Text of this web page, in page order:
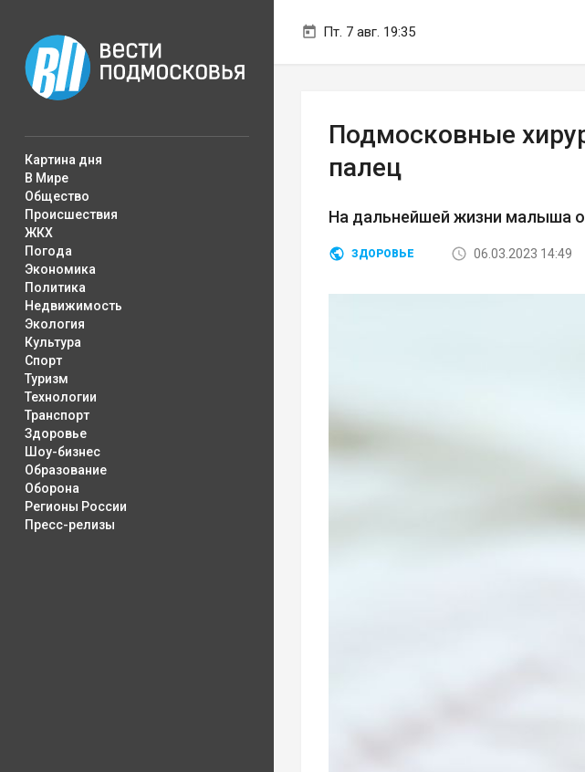
Пт. 7 авг. 19:35
Картина дня
В Мире
Общество
Происшествия
ЖКХ
Погода
Экономика
Политика
Недвижимость
Экология
Культура
Спорт
Туризм
Технологии
Транспорт
Здоровье
Шоу-бизнес
Образование
Оборона
Регионы России
Пресс-релизы
Подмосковные
палец
На дальнейшей жизни малыша
ЗДОРОВЬЕ 06.03.2023 14:49